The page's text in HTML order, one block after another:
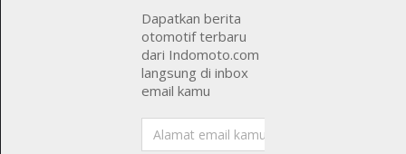
Dapatkan berita
otomotif terbaru
dari Indomoto.com
langsung di inbox
email kamu
Alamat
email